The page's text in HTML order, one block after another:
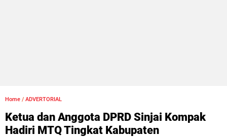
Home / ADVERTORIAL
Ketua dan Anggota DPRD Sinjai Kompak
Hadiri MTQ Tingkat Kabupaten